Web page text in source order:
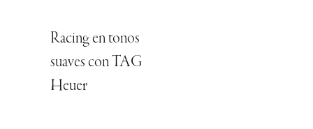
Racing en tonos
suaves con TAG
Heuer